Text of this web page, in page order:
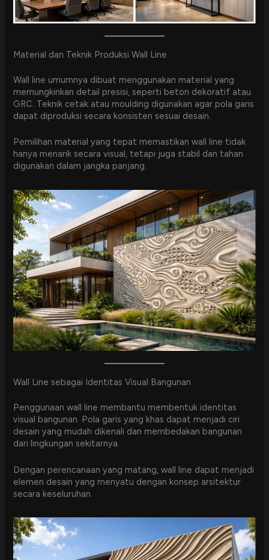
Material dan Teknik Produksi Wall Line
Wall line umumnya dibuat menggunakan material yang
memungkinkan detail presisi, seperti beton dekoratif atau
GRC. Teknik cetak atau moulding digunakan agar pola garis
dapat diproduksi secara konsisten sesuai desain.
Pemilihan material yang tepat memastikan wall line tidak
hanya menarik secara visual, tetapi juga stabil dan tahan
digunakan dalam jangka panjang.
Wall Line sebagai Identitas Visual Bangunan
Penggunaan wall line membantu membentuk identitas
visual bangunan. Pola garis yang khas dapat menjadi ciri
desain yang mudah dikenali dan membedakan bangunan
dari lingkungan sekitarnya.
Dengan perencanaan yang matang, wall line dapat menjadi
elemen desain yang menyatu dengan konsep arsitektur
secara keseluruhan.